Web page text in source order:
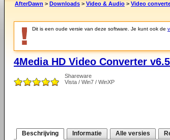
AfterDawn > Downloads > Video & Audio > Video
Dit is een oude versie van deze software. Je kunt ook de
4Media HD Video Converter
Shareware
Vista / Win7 / WinXP
Beschrijving Informatie Alle versies